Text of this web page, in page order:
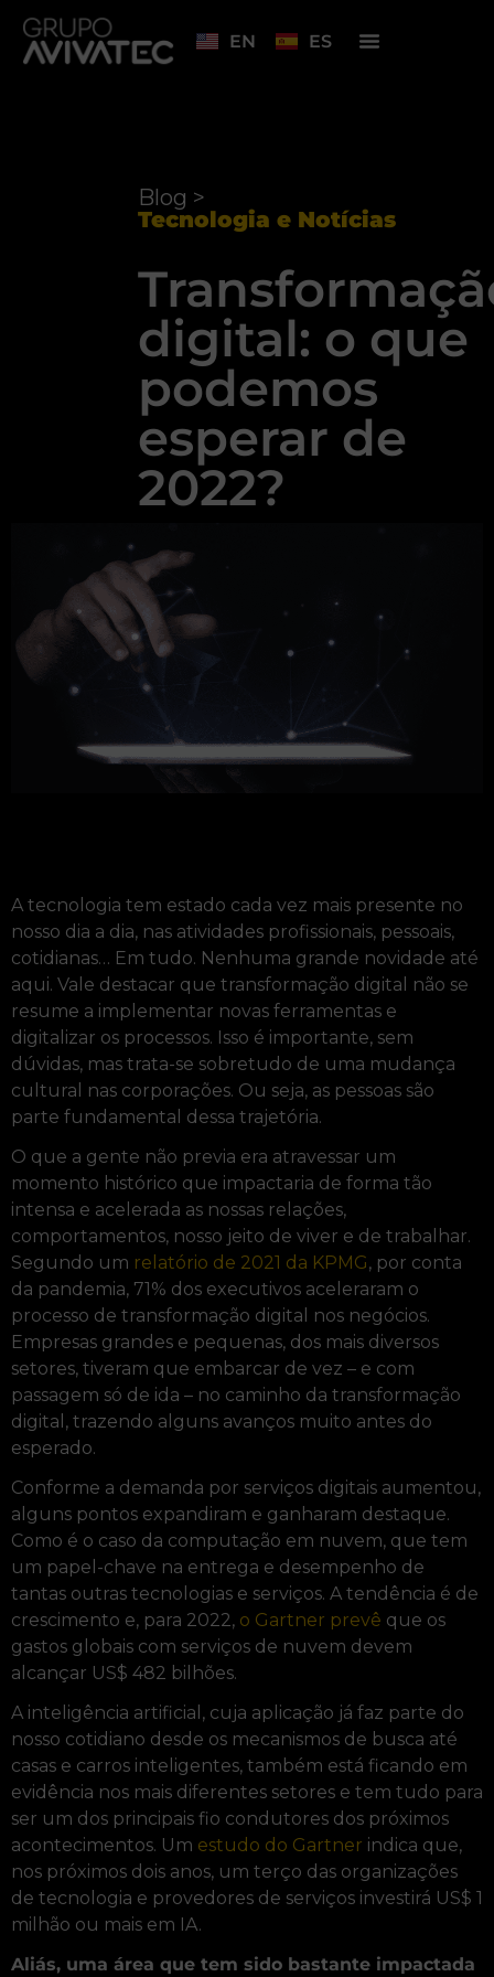
EN ES
Blog >
Tecnologia e Notícias
digital: o que
podemos
esperar de
2022?
A tecnologia tem estado cada vez mais presente no
nosso dia a dia, nas atividades profissionais, pessoais,
cotidianas… Em tudo. Nenhuma grande novidade até
aqui. Vale destacar que transformação digital não se
resume a implementar novas ferramentas e
digitalizar os processos. Isso é importante, sem
dúvidas, mas trata-se sobretudo de uma mudança
cultural nas corporações. Ou seja, as pessoas são
parte fundamental dessa trajetória.
O que a gente não previa era atravessar um
momento histórico que impactaria de forma tão
intensa e acelerada as nossas relações,
comportamentos, nosso jeito de viver e de trabalhar.
Segundo um relatório de 2021 da KPMG, por conta
da pandemia, 71% dos executivos aceleraram o
processo de transformação digital nos negócios.
Empresas grandes e pequenas, dos mais diversos
setores, tiveram que embarcar de vez – e com
passagem só de ida – no caminho da transformação
digital, trazendo alguns avanços muito antes do
esperado.
Conforme a demanda por serviços digitais aumentou,
alguns pontos expandiram e ganharam destaque.
Como é o caso da computação em nuvem, que tem
um papel-chave na entrega e desempenho de
tantas outras tecnologias e serviços. A tendência é de
crescimento e, para 2022, o Gartner prevê que os
gastos globais com serviços de nuvem devem
alcançar US$ 482 bilhões.
A inteligência artificial, cuja aplicação já faz parte do
nosso cotidiano desde os mecanismos de busca até
casas e carros inteligentes, também está ficando em
evidência nos mais diferentes setores e tem tudo para
ser um dos principais fio condutores dos próximos
acontecimentos. Um estudo do Gartner indica que,
nos próximos dois anos, um terço das organizações
de tecnologia e provedores de serviços investirá US$ 1
milhão ou mais em IA.
Aliás, uma área que tem sido bastante impactada